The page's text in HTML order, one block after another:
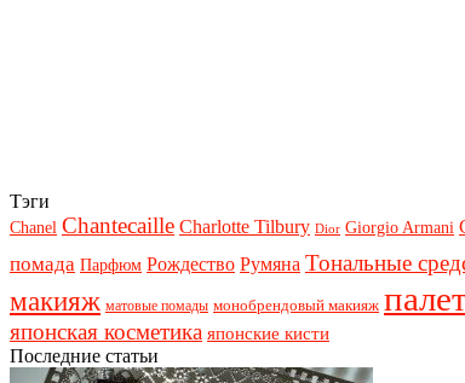
Тэги
Chanel Chantecaille Charlotte Tilbury Dior Giorgio Armani
помада Парфюм Рождество Румяна Тональные
макияж матовые помады монобрендовый макияж
японская косметика японские кисти
Последние статьи